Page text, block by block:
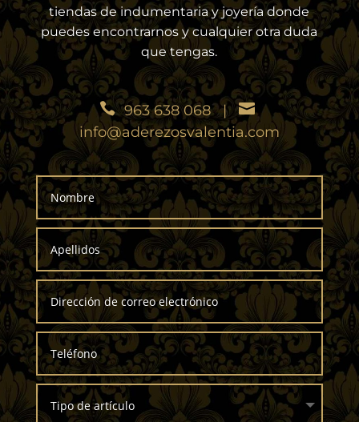
tiendas de indumentaria y joyería donde
puedes encontrarnos y cualquier otra duda
que tengas.
963 638 068|
info@aderezosvalentia.com